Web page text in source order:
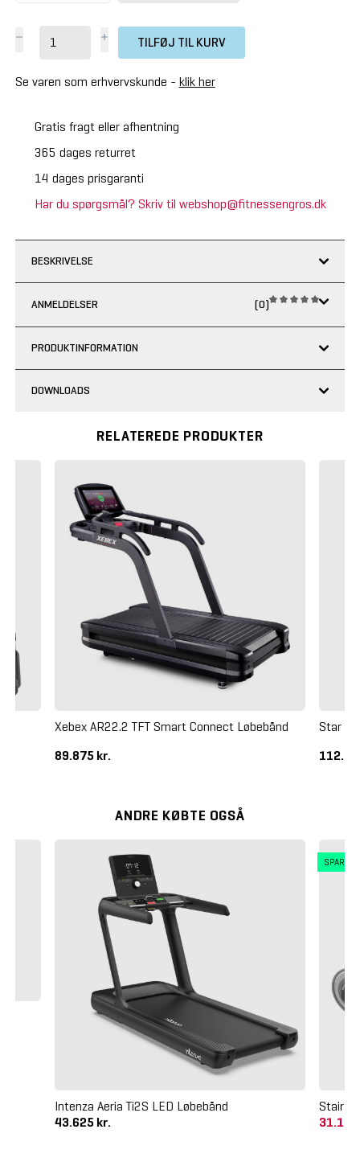
TILFØJ TIL KURV
Se varen som erhvervskunde - klik her
Gratis fragt eller afhentning
365 dages returret
14 dages prisgaranti
Har du spørgsmål? Skriv til webshop@fitnessengros.dk
BESKRIVELSE
ANMELDELSER (0)
PRODUKTINFORMATION
DOWNLOADS
RELATEREDE PRODUKTER
Xebex AR22.2 TFT Smart Connect Løbebånd
89.875 kr.
Star
ANDRE KØBTE OGSÅ
Intenza Aeria Ti2S LED Løbebånd
43.625 kr.
SPAR